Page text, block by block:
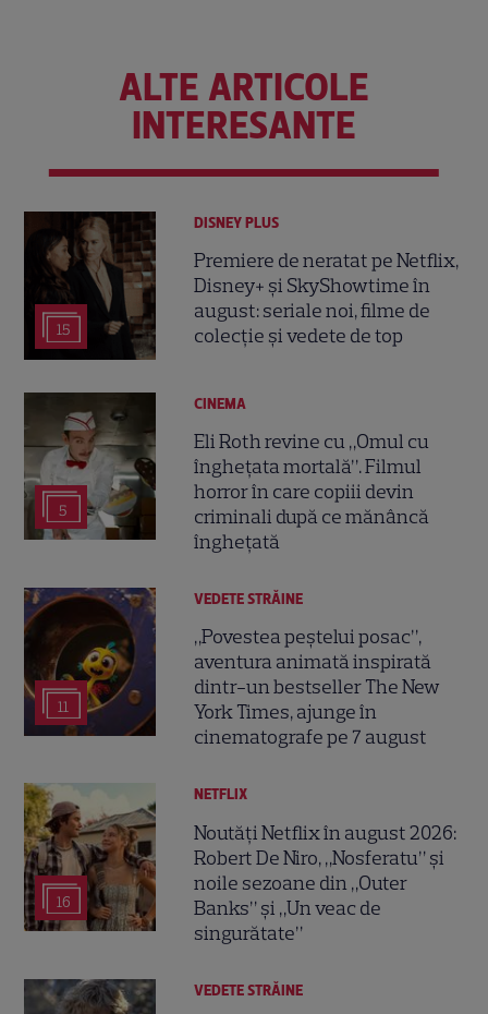
ALTE ARTICOLE
INTERESANTE
15
DISNEY PLUS
Premiere de neratat pe Netflix,
Disney+ și SkyShowtime în
august: seriale noi, filme de
colecție și vedete de top
5
CINEMA
Eli Roth revine cu „Omul cu
înghețata mortală”. Filmul
horror în care copiii devin
criminali după ce mănâncă
înghețată
11
VEDETE STRĂINE
„Povestea peștelui posac”,
aventura animată inspirată
dintr-un bestseller The New
York Times, ajunge în
cinematografe pe 7 august
16
NETFLIX
Noutăți Netflix în august 2026:
Robert De Niro, „Nosferatu” și
noile sezoane din „Outer
Banks” și „Un veac de
singurătate”
VEDETE STRĂINE